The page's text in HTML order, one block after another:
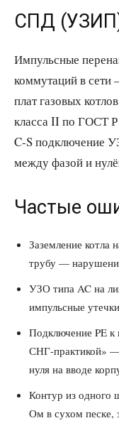
СПД
Импульсные
коммутаций в сети
плат газовых
класса II по ГОСТ
C-S подключение
между фазой и
Частые
Заземление котла
трубу —
УЗО типа AC на
импульсные
Подключение PE к
СНГ-практикой» —
нуля на вводе
Контур из одного
Ом в сухом песке,